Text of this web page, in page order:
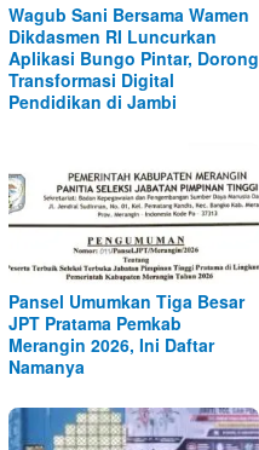
Wagub Sani Bersama Wamen
Dikdasmen RI Luncurkan
Aplikasi Bungo Pintar, Dorong
Transformasi Digital
Pendidikan di Jambi
Pansel Umumkan Tiga Besar
JPT Pratama Pemkab
Merangin 2026, Ini Daftar
Namanya